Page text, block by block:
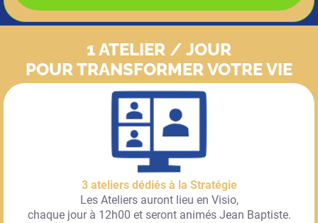
1 ATELIER / JOUR
POUR TRANSFORMER VOTRE VIE
3 ateliers dédiés à la Stratégie
Les Ateliers auront lieu en Visio,
chaque jour à 12h00 et seront animés Jean Baptiste.